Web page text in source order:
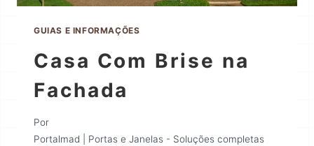
GUIAS E INFORMAÇÕES
Casa Com Brise na
Fachada
Por
Portalmad | Portas e Janelas - Soluções completas